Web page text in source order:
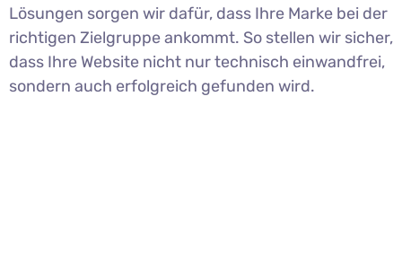
Lösungen sorgen wir dafür, dass Ihre Marke bei der
richtigen Zielgruppe ankommt. So stellen wir sicher,
dass Ihre Website nicht nur technisch einwandfrei,
sondern auch erfolgreich gefunden wird.